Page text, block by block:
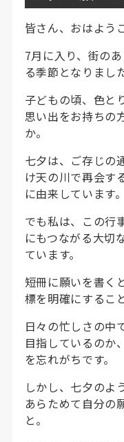
皆さん、おはよう
7月に入り、街の
る季節となりまし
子どもの頃、色と
思い出をお持ちの
か。
七夕は、ご存じの
け天の川で再会す
に由来しています。
でも私は、この行
にもつながる大切
ています。
短冊に願いを書く
標を明確にするこ
日々の忙しさの中
目指しているのか
を忘れがちです。
しかし、七夕のよ
あらためて自分の
と。